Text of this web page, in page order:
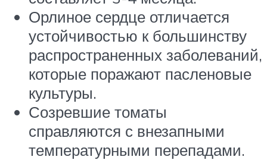
Орлиное сердце отличается
устойчивостью к большинству
распространенных заболеваний,
которые поражают пасленовые
культуры.
Созревшие томаты
справляются с внезапными
температурными перепадами.